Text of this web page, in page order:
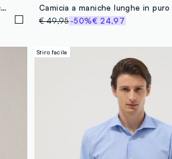
Camicia bianca slim fit in puro cotone con collo francese
€ 49,95-50%€ 24,97
Stiro facile